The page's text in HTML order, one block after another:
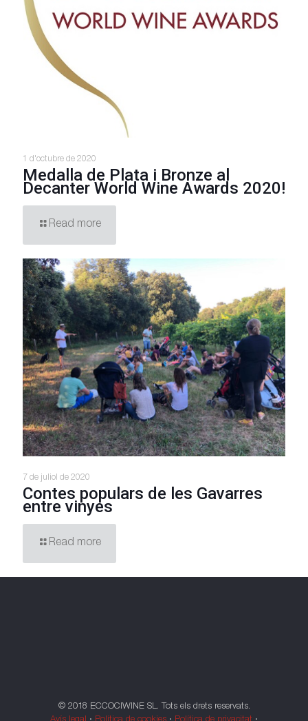
1 d'octubre de 2020
Medalla de Plata i Bronze al
Decanter World Wine Awards 2020!
Read more
7 de juliol de 2020
Contes populars de les Gavarres
entre vinyes
Read more
© 2018 ECCOCIWINE SL. Tots els drets reservats.